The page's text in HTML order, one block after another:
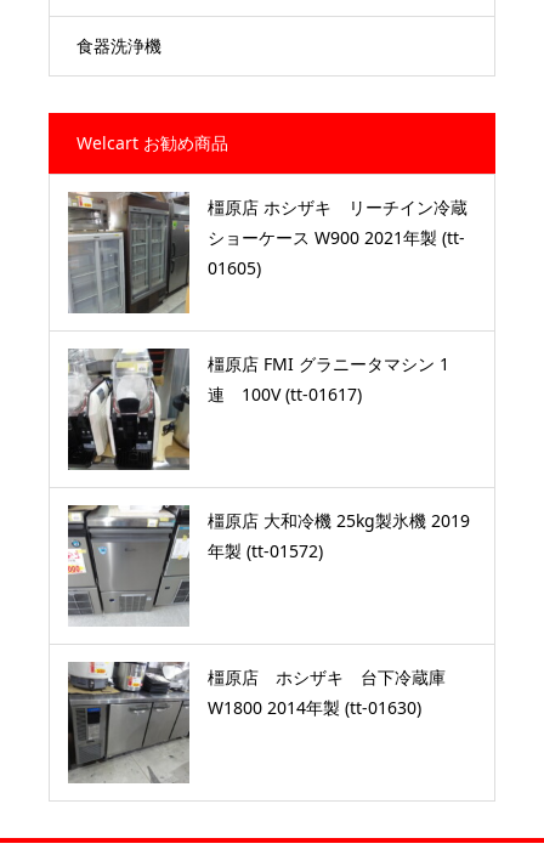
食器洗浄機
Welcart お勧め商品
橿原店 ホシザキ リーチイン冷蔵
ショーケース W900 2021年製 (tt-
01605)
橿原店 FMI グラニータマシン 1
連 100V (tt-01617)
橿原店 大和冷機 25kg製氷機 2019
年製 (tt-01572)
橿原店 ホシザキ 台下冷蔵庫
W1800 2014年製 (tt-01630)